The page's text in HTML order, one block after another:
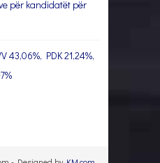
për kandidatët për
43,06%, PDK 21,24%,